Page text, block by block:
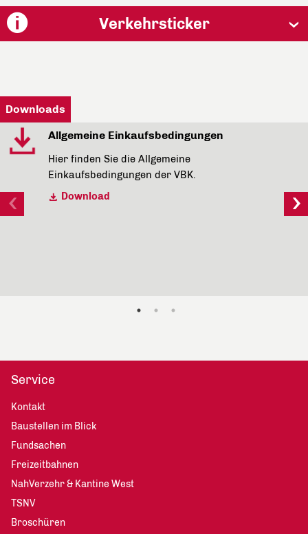
Verkehrsticker
Downloads
Allgemeine Einkaufsbedingungen
Hier finden Sie die Allgemeine
Einkaufsbedingungen der VBK.
Download
Service
Kontakt
Baustellen im Blick
Fundsachen
Freizeitbahnen
NahVerzehr & Kantine West
TSNV
Broschüren